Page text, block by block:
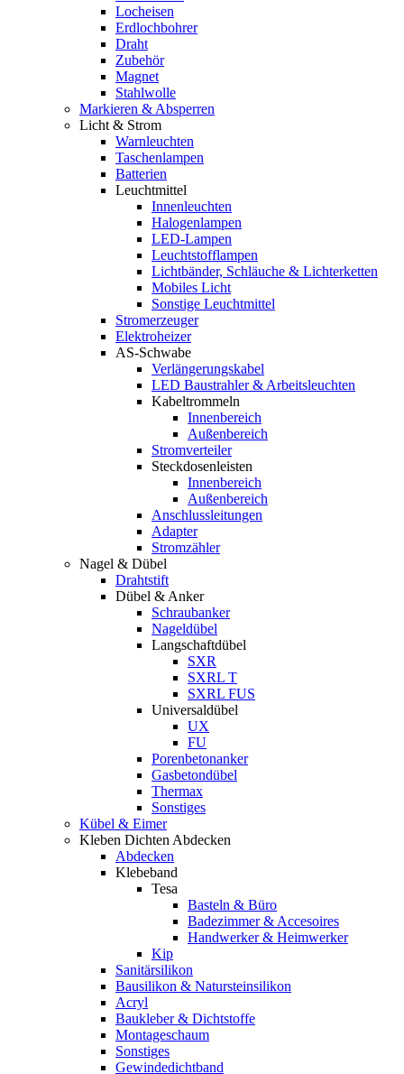
Locheisen
Erdlochbohrer
Draht
Zubehör
Magnet
Stahlwolle
Markieren & Absperren
Licht & Strom
Warnleuchten
Taschenlampen
Batterien
Leuchtmittel
Innenleuchten
Halogenlampen
LED-Lampen
Leuchtstofflampen
Lichtbänder, Schläuche & Lichterketten
Mobiles Licht
Sonstige Leuchtmittel
Stromerzeuger
Elektroheizer
AS-Schwabe
Verlängerungskabel
LED Baustrahler & Arbeitsleuchten
Kabeltrommeln
Innenbereich
Außenbereich
Stromverteiler
Steckdosenleisten
Innenbereich
Außenbereich
Anschlussleitungen
Adapter
Stromzähler
Nagel & Dübel
Drahtstift
Dübel & Anker
Schraubanker
Nageldübel
Langschaftdübel
SXR
SXRL T
SXRL FUS
Universaldübel
UX
FU
Porenbetonanker
Gasbetondübel
Thermax
Sonstiges
Kübel & Eimer
Kleben Dichten Abdecken
Abdecken
Klebeband
Tesa
Basteln & Büro
Badezimmer & Accesoires
Handwerker & Heimwerker
Kip
Sanitärsilikon
Bausilikon & Natursteinsilikon
Acryl
Baukleber & Dichtstoffe
Montageschaum
Sonstiges
Gewindedichtband